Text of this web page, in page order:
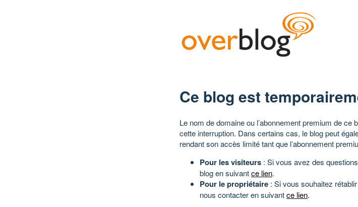
Ce blog est
Le nom de domaine ou l’abonnement premium de ce
cette interruption. Dans certains cas, le blog peut
rendant son accès limité tant que l’abonnement
Pour les visiteurs : Si vous avez des
blog en suivantce lien.
Pour le propriétaire : Si vous souhaitez
nous contacter en suivantce lien.